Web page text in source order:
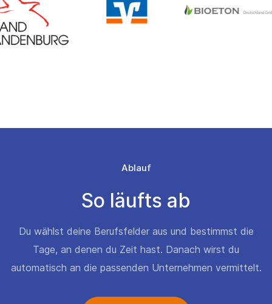
Ablauf
So läufts ab
Du wählst deine Berufsfelder aus und bestimmst die
Tage, an denen du Zeit hast. Danach wirst du
automatisch an die passenden Unternehmen vermittelt.